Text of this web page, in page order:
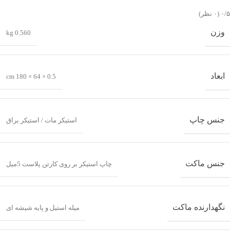
‫۰/۵ ‫(۰ نظر)
وزن 0.560 kg
ابعاد 0.5 × 64 × 180 cm
جنس چاپ استیکر مات / استیکر براق
جنس ماکت چاپ استیکر بر روی کارتن پلاست 5میل
نگهدارنده ماکت میله استیل و پایه شیشه ای